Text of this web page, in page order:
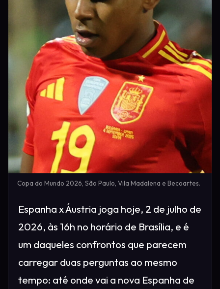
Copa do Mundo 2026, São Paulo, Vila Madalena e Becoartes.
Espanha x Áustria joga hoje, 2 de julho de
2026, às 16h no horário de Brasília, e é
um daqueles confrontos que parecem
carregar duas perguntas ao mesmo
tempo: até onde vai a nova Espanha de